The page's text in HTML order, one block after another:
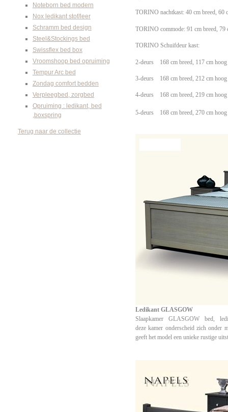
Noteborn bed modern
Nox ledikant stof/leer
Schramm bed design
Steel&Stockings bed
Swissflex bed box
Vroomshoop bed opruiming
Tempur Arc bed
Zondag comfort bedden
Verpleegbed, zorgbed
Opruiming : ledikant, bed
,boxspring
Terug naar de collectie
TORINO nachtkast: 40 cm breed, 60
TORINO commode: 91 cm breed, 79
TORINO Schuifdeur kast:
2-deurs 168 cm breed, 117 cm
3-deurs 168 cm breed, 212 cm
4-deurs 168 cm breed, 219 cm
5-deurs 168 cm breed, 270 cm
Ledikant GLASGOW
Slaapkamer GLASGOW bed,
dezekamer onderscheid zich onder
geeft het model een unieke rustige